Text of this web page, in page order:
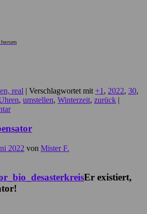
herum
real | Verschlagwortet mit +1 , 2022, 30,
, umstellen, Winterzeit, zurück |
2022 von Mister F.
Er existiert,